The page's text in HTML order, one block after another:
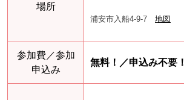
場所
浦安市入船4-9-7 地図
参加費／参加
申込み
無料！／申込み不要！